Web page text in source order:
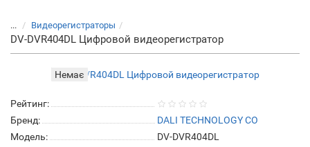
... Видеорегистраторы
DV-DVR404DL Цифровой видеорегистратор
Немає
Рейтинг:
Бренд:
DALI TECHNOLOGY CO
Модель:
DV-DVR404DL